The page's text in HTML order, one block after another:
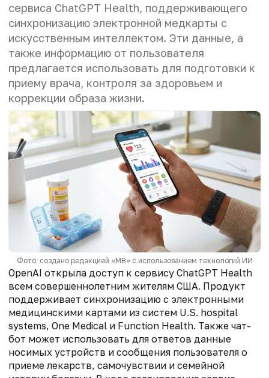
сервиса ChatGPT Health, поддерживающего
синхронизацию электронной медкарты с
искусственным интеллектом. Эти данные, а
также информацию от пользователя
предлагается использовать для подготовки к
приему врача, контроля за здоровьем и
коррекции образа жизни.
Фото: создано редакцией «МВ» с использованием технологий ИИ
OpenAI открыла доступ к сервису ChatGPT Health
всем совершеннолетним жителям США. Продукт
поддерживает синхронизацию с электронными
медицинскими картами из систем U.S. hospital
systems, One Medical и Function Health. Также чат-
бот может использовать для ответов данные
носимых устройств и сообщения пользователя о
приеме лекарств, самочувствии и семейной